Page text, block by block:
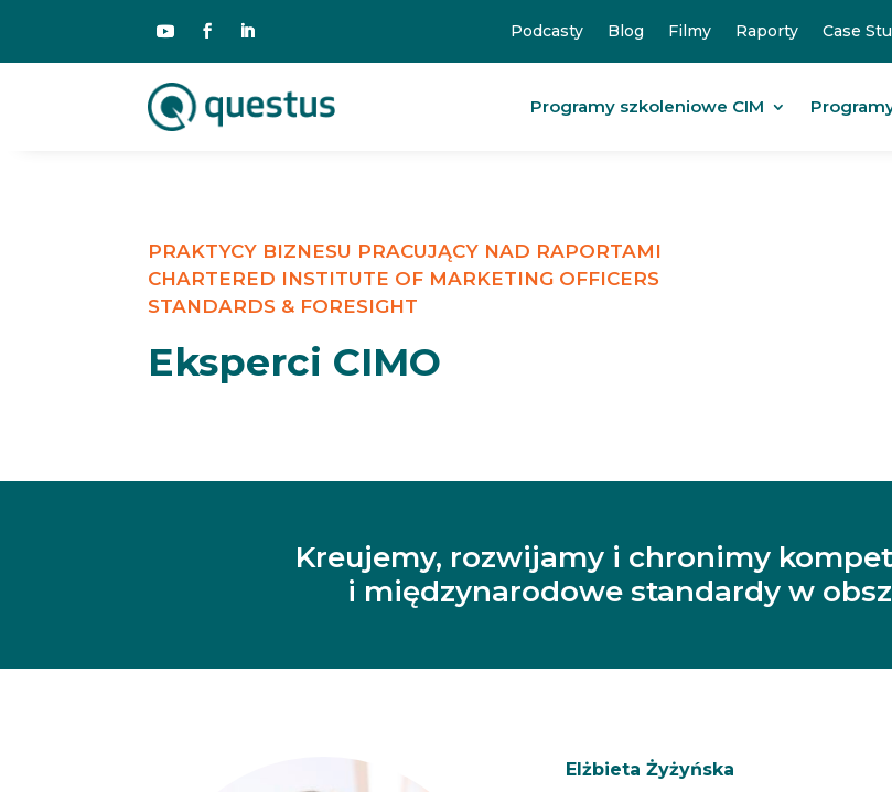
Podcasty Blog Filmy Raporty Case
Programy szkoleniowe CIM
PRAKTYCY BIZNESU PRACUJĄCY NAD RAPORTAMI
CHARTERED INSTITUTE OF MARKETING OFFICERS
STANDARDS & FORESIGHT
Eksperci CIMO
Kreujemy, rozwijamy i chronimy
i międzynarodowe standardy w
Elżbieta Żyżyńska